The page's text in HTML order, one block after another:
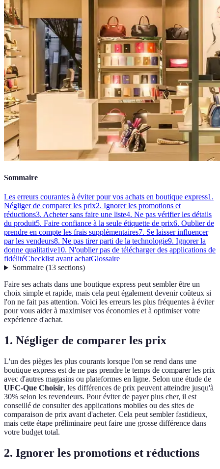
Sommaire
Les erreurs courantes à éviter pour vos achats en boutique express1.
Négliger de comparer les prix2. Ignorer les promotions et
réductions3. Acheter sans faire une liste4. Ne pas vérifier les détails
du produit5. Faire confiance à la seule étiquette de prix6. Oublier de
prendre en compte les frais supplémentaires7. Se laisser influencer
par les vendeurs8. Ne pas tirer parti de la technologie9. Ignorer la
donne qualitative10. N'oublier pas de télécharger des applications de
fidélitéChecklist avant achatGlossaire
Sommaire(13 sections)
Faire ses achats dans une boutique express peut sembler être un
choix simple et rapide, mais cela peut également devenir coûteux si
l'on ne fait pas attention. Voici les erreurs les plus fréquentes à éviter
pour vous aider à maximiser vos économies et à optimiser votre
expérience d'achat.
1. Négliger de comparer les prix
L'un des pièges les plus courants lorsque l'on se rend dans une
boutique express est de ne pas prendre le temps de comparer les prix
avec d'autres magasins ou plateformes en ligne. Selon une étude de
UFC-Que Choisir, les différences de prix peuvent atteindre jusqu'à
30% selon les revendeurs. Pour éviter de payer plus cher, il est
conseillé de consulter des applications mobiles ou des sites de
comparaison de prix avant d'acheter. Cela peut sembler fastidieux,
mais cette étape préliminaire peut faire une grosse différence dans
votre budget total.
2. Ignorer les promotions et réductions